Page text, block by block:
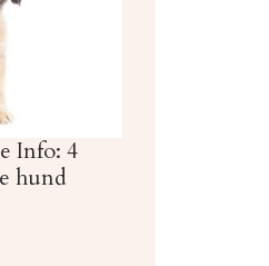
Info: 4
hund